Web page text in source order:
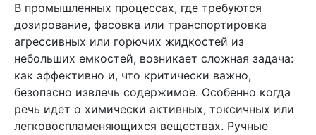
В промышленных процессах, где требуются
дозирование, фасовка или транспортировка
агрессивных или горючих жидкостей из
небольших емкостей, возникает сложная задача:
как эффективно и, что критически важно,
безопасно извлечь содержимое. Особенно когда
речь идет о химически активных, токсичных или
легковоспламеняющихся веществах. Ручные